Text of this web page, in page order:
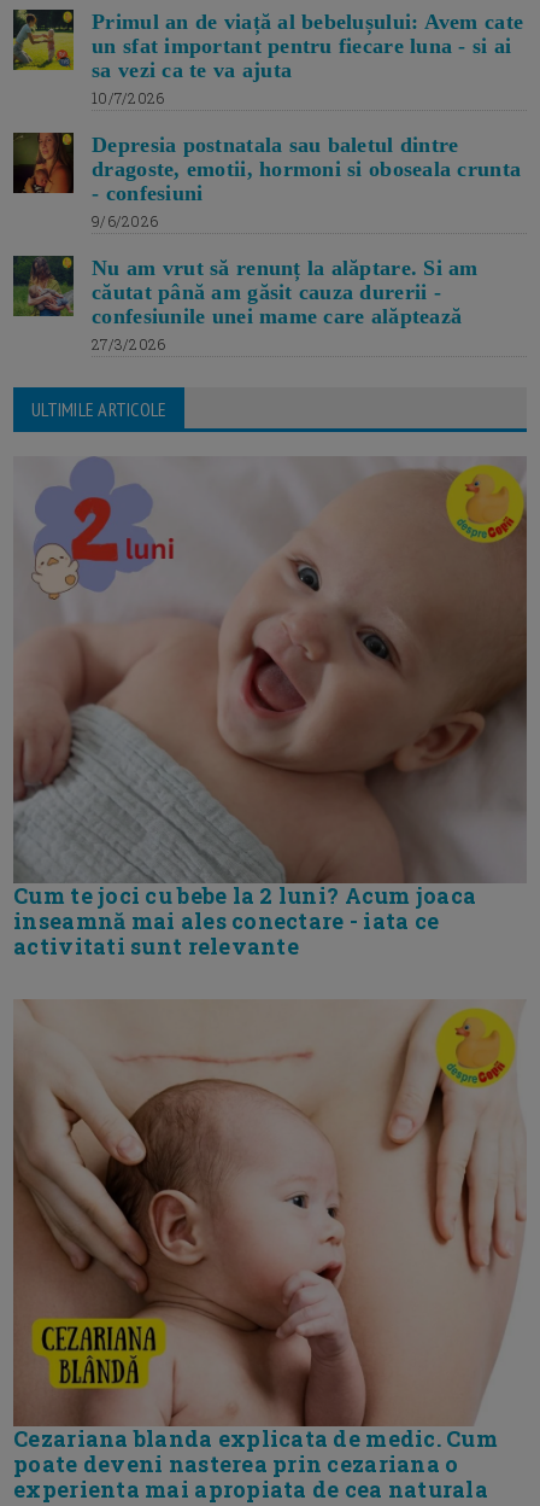
Primul an de viață al bebelușului: Avem cate
un sfat important pentru fiecare luna - si ai
sa vezi ca te va ajuta
10/7/2026
Depresia postnatala sau baletul dintre
dragoste, emotii, hormoni si oboseala crunta
- confesiuni
9/6/2026
Nu am vrut să renunț la alăptare. Si am
căutat până am găsit cauza durerii -
confesiunile unei mame care alăptează
27/3/2026
ULTIMILE ARTICOLE
Cum te joci cu bebe la 2 luni? Acum joaca
inseamnă mai ales conectare - iata ce
activitati sunt relevante
Cezariana blanda explicata de medic. Cum
poate deveni nasterea prin cezariana o
experienta mai apropiata de cea naturala